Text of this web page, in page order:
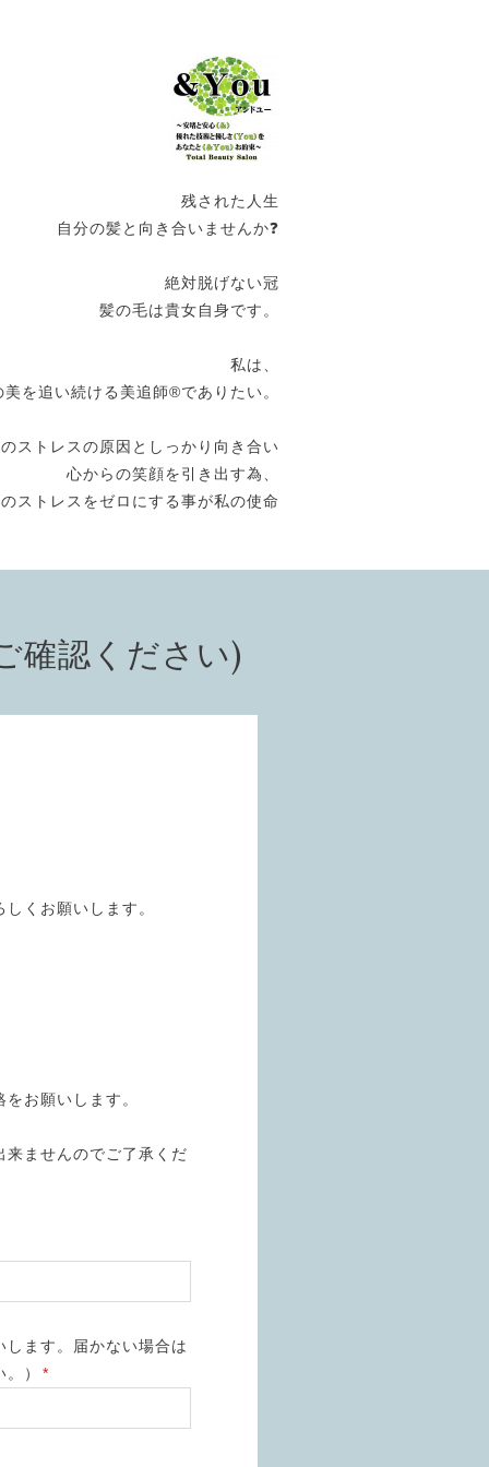
残された人生
自分の髪と向き合いませんか❓
絶対脱げない冠
髪の毛は貴女自身です。
私は、
美を追い続ける美追師®️でありたい。
ストレスの原因としっかり向き合い
心からの笑顔を引き出す為、
ストレスをゼロにする事が私の使命
確認ください)
くお願いします。
お願いします。
ませんのでご了承くだ
ます。届かない場合は
）
*